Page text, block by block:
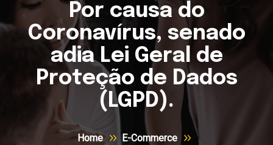
Por causa do
Coronavírus, senado
adia Lei Geral de
Proteção de Dados
(LGPD).
Home
E-Commerce